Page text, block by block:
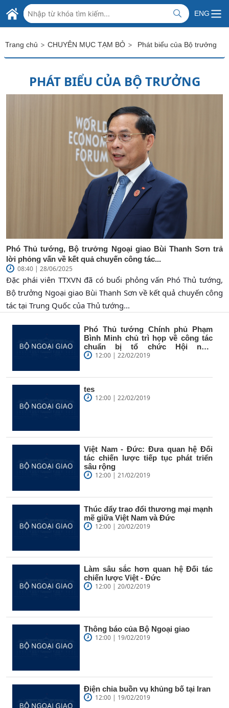
Skip to Main Content
BỘ NGOẠI GIAO VIỆT NAM
MINISTRY OF FOREIGN AFFAIRS
ENG
Trang chủ > CHUYÊN MỤC TẠM BỎ > Phát biểu của Bộ trưởng
PHÁT BIỂU CỦA BỘ TRƯỞNG
Phó Thủ tướng, Bộ trưởng Ngoại giao Bùi Thanh Sơn trả
lời phỏng vấn về kết quả chuyến công tác...
08:40 | 28/06/2025
Đặc phái viên TTXVN đã có buổi phỏng vấn Phó Thủ tướng,
Bộ trưởng Ngoại giao Bùi Thanh Sơn về kết quả chuyến công
tác tại Trung Quốc của Thủ tướng...
Phó Thủ tướng Chính phủ Phạm
Bình Minh chủ trì họp về công tác
chuẩn bị tổ chức Hội nghị
Thượng...
12:00 | 22/02/2019
tes
12:00 | 22/02/2019
Việt Nam - Đức: Đưa quan hệ Đối
tác chiến lược tiếp tục phát triển
sâu rộng
12:00 | 21/02/2019
Thúc đẩy trao đổi thương mại mạnh
mẽ giữa Việt Nam và Đức
12:00 | 20/02/2019
Làm sâu sắc hơn quan hệ Đối tác
chiến lược Việt - Đức
12:00 | 20/02/2019
Thông báo của Bộ Ngoại giao
12:00 | 19/02/2019
Điện chia buồn vụ khủng bố tại Iran
12:00 | 19/02/2019